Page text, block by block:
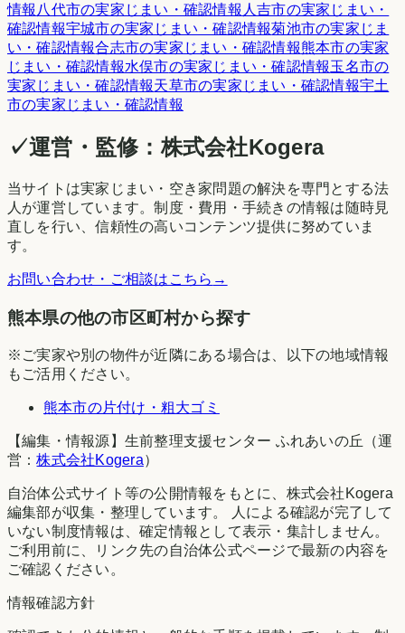
情報 八代市の実家じまい・確認情報 人吉市の実家じまい・
確認情報宇城市の実家じまい・確認情報菊池市の実家じま
い・確認情報合志市の実家じまい・確認情報熊本市の実家
じまい・確認情報水俣市の実家じまい・確認情報玉名市の
実家じまい・確認情報天草市の実家じまい・確認情報宇土
市の実家じまい・確認情報
✓運営・監修：株式会社Kogera
当サイトは実家じまい・空き家問題の解決を専門とする法
人が運営しています。制度・費用・手続きの情報は随時見
直しを行い、信頼性の高いコンテンツ提供に努めていま
す。
お問い合わせ・ご相談はこちら →
熊本県の他の市区町村から探す
※ご実家や別の物件が近隣にある場合は、以下の地域情報
もご活用ください。
熊本市の片付け・粗大ゴミ
【編集・情報源】生前整理支援センター ふれあいの丘（運
営：株式会社Kogera）
自治体公式サイト等の公開情報をもとに、株式会社Kogera
編集部が収集・整理しています。 人による確認が完了して
いない制度情報は、確定情報として表示・集計しません。
ご利用前に、リンク先の自治体公式ページで最新の内容を
ご確認ください。
情報確認方針